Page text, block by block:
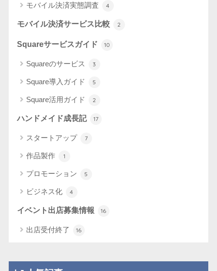
モバイル決済実態調査 4
モバイル決済サービス比較 2
Squareサービスガイド 10
Squareのサービス 3
Square導入ガイド 5
Square活用ガイド 2
ハンドメイド成長記 17
スタートアップ 7
作品製作 1
プロモーション 5
ビジネス化 4
イベント出店募集情報 16
出店受付終了 16